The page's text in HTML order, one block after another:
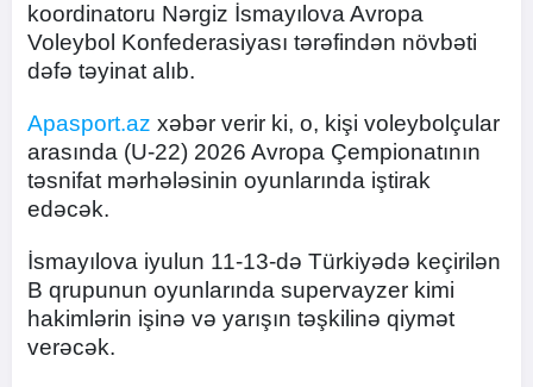
koordinatoru Nərgiz İsmayılova Avropa
Voleybol Konfederasiyası tərəfindən növbəti
dəfə təyinat alıb.
Apasport.az xəbər verir ki, o, kişi voleybolçular
arasında (U-22) 2026 Avropa Çempionatının
təsnifat mərhələsinin oyunlarında iştirak
edəcək.
İsmayılova iyulun 11-13-də Türkiyədə keçirilən
B qrupunun oyunlarında supervayzer kimi
hakimlərin işinə və yarışın təşkilinə qiymət
verəcək.